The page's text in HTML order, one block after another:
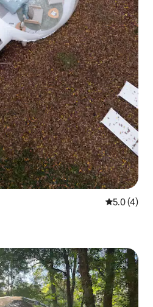
從 4 則評
5.0 (4)